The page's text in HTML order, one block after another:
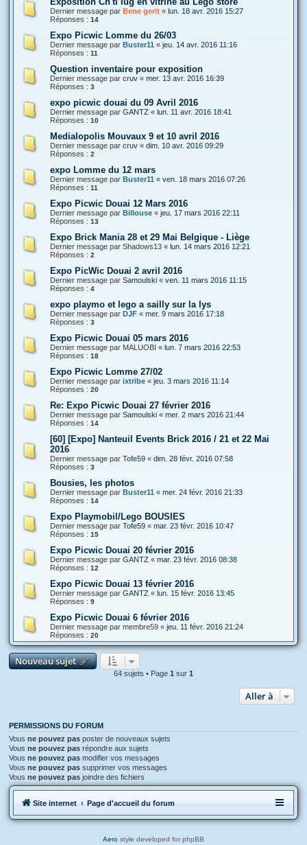
Dernier message par Bene gerit « lun. 18 avr. 2016 15:27
Réponses : 14
Expo Picwic Lomme du 26/03
Dernier message par Buster11 « jeu. 14 avr. 2016 11:16
Réponses : 11
Question inventaire pour exposition
Dernier message par cruv « mer. 13 avr. 2016 16:39
Réponses : 3
expo picwic douai du 09 Avril 2016
Dernier message par GANTZ « lun. 11 avr. 2016 18:41
Réponses : 10
Medialopolis Mouvaux 9 et 10 avril 2016
Dernier message par cruv « dim. 10 avr. 2016 09:29
Réponses : 2
expo Lomme du 12 mars
Dernier message par Buster11 « ven. 18 mars 2016 07:26
Réponses : 11
Expo Picwic Douai 12 Mars 2016
Dernier message par Billouse « jeu. 17 mars 2016 22:11
Réponses : 13
Expo Brick Mania 28 et 29 Mai Belgique - Liège
Dernier message par Shadows13 « lun. 14 mars 2016 12:21
Réponses : 2
Expo PicWic Douai 2 avril 2016
Dernier message par Samoulski « ven. 11 mars 2016 11:15
Réponses : 4
expo playmo et lego a sailly sur la lys
Dernier message par DJF « mer. 9 mars 2016 17:18
Réponses : 3
Expo Picwic Douai 05 mars 2016
Dernier message par MALUOBI « lun. 7 mars 2016 22:53
Réponses : 18
Expo Picwic Lomme 27/02
Dernier message par ixtribe « jeu. 3 mars 2016 11:14
Réponses : 20
Re: Expo Picwic Douai 27 février 2016
Dernier message par Samoulski « mer. 2 mars 2016 21:44
Réponses : 14
[60] [Expo] Nanteuil Events Brick 2016 / 21 et 22 Mai
2016
Dernier message par Tofe59 « dim. 28 févr. 2016 07:58
Réponses : 3
Bousies, les photos
Dernier message par Buster11 « mer. 24 févr. 2016 21:33
Réponses : 14
Expo Playmobil/Lego BOUSIES
Dernier message par Tofe59 « mar. 23 févr. 2016 10:47
Réponses : 15
Expo Picwic Douai 20 février 2016
Dernier message par GANTZ « mar. 23 févr. 2016 08:38
Réponses : 12
Expo Picwic Douai 13 février 2016
Dernier message par GANTZ « lun. 15 févr. 2016 13:45
Réponses : 9
Expo Picwic Douai 6 février 2016
Dernier message par membre59 « jeu. 11 févr. 2016 21:24
Réponses : 20
Nouveau sujet
64 sujets • Page 1 sur 1
Aller à
PERMISSIONS DU FORUM
Vous ne pouvez pas poster de nouveaux sujets
Vous ne pouvez pas répondre aux sujets
Vous ne pouvez pas modifier vos messages
Vous ne pouvez pas supprimer vos messages
Vous ne pouvez pas joindre des fichiers
Site internet Page d'accueil du forum
Aero style developed for phpBB